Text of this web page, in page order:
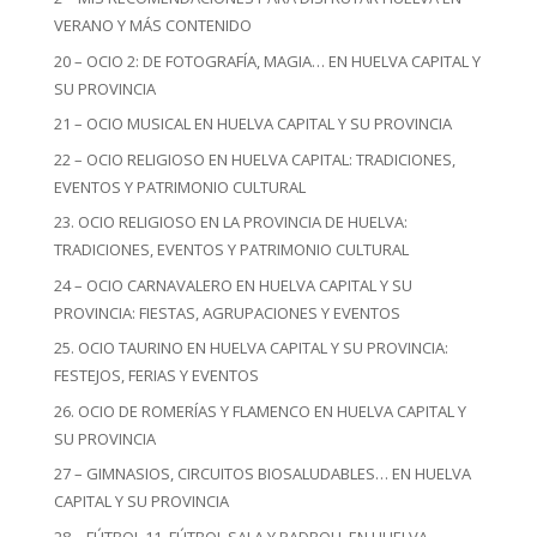
VERANO Y MÁS CONTENIDO
20 – OCIO 2: DE FOTOGRAFÍA, MAGIA… EN HUELVA CAPITAL Y
SU PROVINCIA
21 – OCIO MUSICAL EN HUELVA CAPITAL Y SU PROVINCIA
22 – OCIO RELIGIOSO EN HUELVA CAPITAL: TRADICIONES,
EVENTOS Y PATRIMONIO CULTURAL
23. OCIO RELIGIOSO EN LA PROVINCIA DE HUELVA:
TRADICIONES, EVENTOS Y PATRIMONIO CULTURAL
24 – OCIO CARNAVALERO EN HUELVA CAPITAL Y SU
PROVINCIA: FIESTAS, AGRUPACIONES Y EVENTOS
25. OCIO TAURINO EN HUELVA CAPITAL Y SU PROVINCIA:
FESTEJOS, FERIAS Y EVENTOS
26. OCIO DE ROMERÍAS Y FLAMENCO EN HUELVA CAPITAL Y
SU PROVINCIA
27 – GIMNASIOS, CIRCUITOS BIOSALUDABLES… EN HUELVA
CAPITAL Y SU PROVINCIA